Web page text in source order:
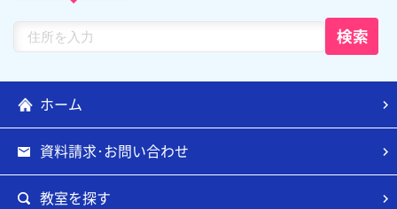
ホーム
資料請求･お問い合わせ
教室を探す